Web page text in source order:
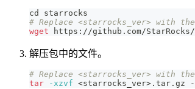
cd
starrocks
# Replace <starrocks_ver> with
wget https://github.com/
解压包中的文件。
# Replace <starrocks_ver> with
tar
-xzvf <starrocks_ver> .tar.gz